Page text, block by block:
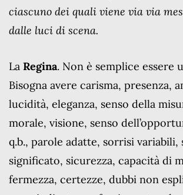
ciascuno dei quali viene via via
dalle luci di scena.
La Regina. Non è semplice essere
Bisogna avere carisma, presenza,
lucidità, eleganza, senso della
morale, visione, senso
q.b., parole adatte, sorrisi
significato, sicurezza, capacità di
fermezza, certezze, dubbi non